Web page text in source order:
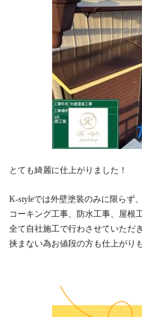
とても綺麗に仕上がりました！
K-styleでは外壁塗装のみに限らず、
コーキング工事、防水工事、屋根
全て自社施工で行わさせていただ
挟まない為お値段の方も仕上がり